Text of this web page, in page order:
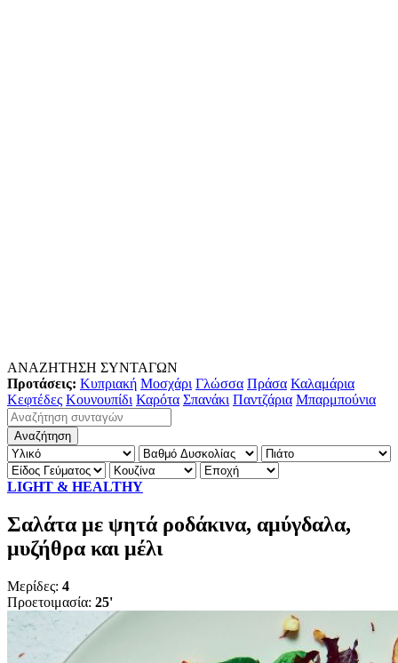
ΑΝΑΖΗΤΗΣΗ ΣΥΝΤΑΓΩΝ
Προτάσεις: Κυπριακή Μοσχάρι Γλώσσα Πράσα Καλαμάρια
Κεφτέδες Κουνουπίδι Καρότα Σπανάκι Παντζάρια Μπαρμπούνια
LIGHT & HEALTHY
Σαλάτα με ψητά ροδάκινα, αμύγδαλα,
μυζήθρα και μέλι
Μερίδες: 4
Προετοιμασία: 25'